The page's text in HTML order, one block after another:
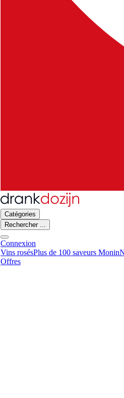
Catégories
Rechercher ...
Connexion
Vins rosésPlus de 100 saveurs Monin
Offres